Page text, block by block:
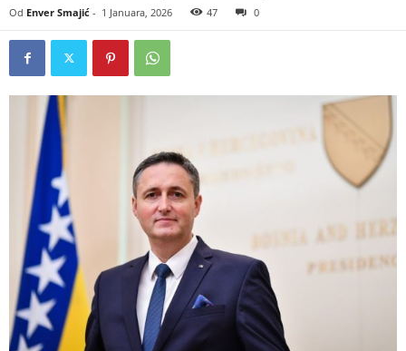
Od Enver Smajić - 1 Januara, 2026 47 0